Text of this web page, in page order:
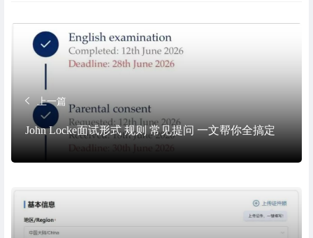
上一篇
John Locke面试形式 规则 常见提问 一文帮你全搞定